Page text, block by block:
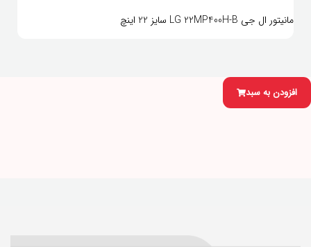
مانیتور ال جی LG 22MP400H-B سایز 22 اینچ
افزودن به سبد